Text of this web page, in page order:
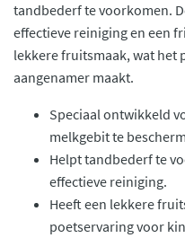
tandbederf te voorkomen.
effectieve reiniging en een
lekkere fruitsmaak, wat het
aangenamer maakt.
Speciaal ontwikkeld
melkgebit te
Helpt tandbederf te
effectieve reiniging.
Heeft een lekkere
poetservaring voor